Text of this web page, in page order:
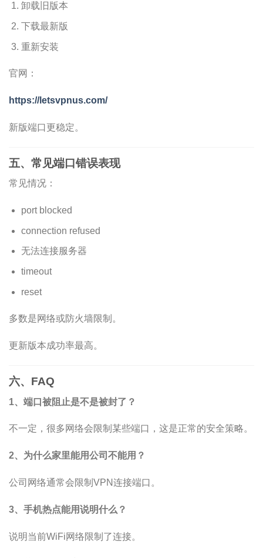
卸载旧版本
下载最新版
重新安装
官网：
https://letsvpnus.com/
新版端口更稳定。
五、常见端口错误表现
常见情况：
port blocked
connection refused
无法连接服务器
timeout
reset
多数是网络或防火墙限制。
更新版本成功率最高。
六、FAQ
1、端口被阻止是不是被封了？
不一定，很多网络会限制某些端口，这是正常的安全策略。
2、为什么家里能用公司不能用？
公司网络通常会限制VPN连接端口。
3、手机热点能用说明什么？
说明当前WiFi网络限制了连接。